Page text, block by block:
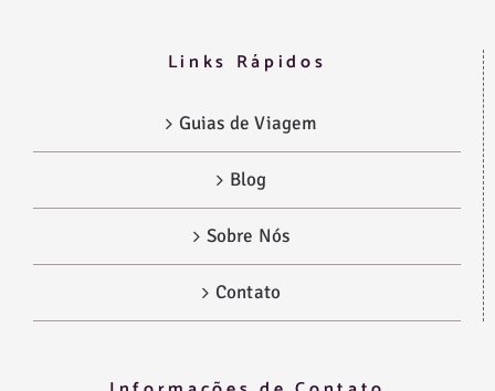
Links Rápidos
Guias de Viagem
Blog
Sobre Nós
Contato